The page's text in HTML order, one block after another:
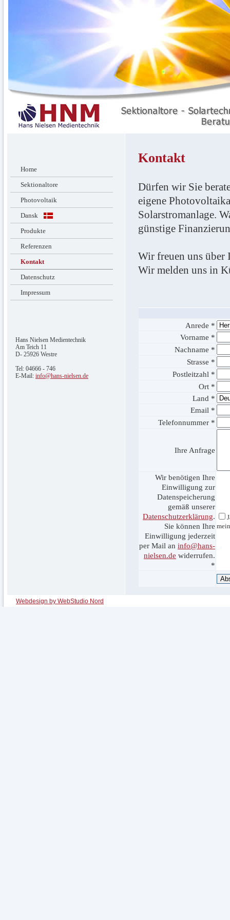
Home
Sektionaltore
Photovoltaik
Dansk
Produkte
Referenzen
Kontakt
Datenschutz
Impressum
Hans Nielsen Medientechnik
Am Teich 11
D- 25926 Westre
Tel: 04666 - 746
E-Mail: info@hans-nielsen.de
Kontakt
Dürfen wir Sie
eigene
Solarstromanlage.
günstige
Wir freuen uns über
Wir melden uns in
Anrede *
Vorname *
Nachname *
Strasse *
Postleitzahl *
Ort *
Land *
Email *
Telefonnummer *
Ihre Anfrage
Wir benötigen Ihre
Einwilligung zur
Datenspeicherung
gemäß unserer
Datenschutzerklärung.
Sie können Ihre
Einwilligung jederzeit
per Mail an info@hans-
nielsen.de widerrufen.
*
Webdesign by WebStudio Nord